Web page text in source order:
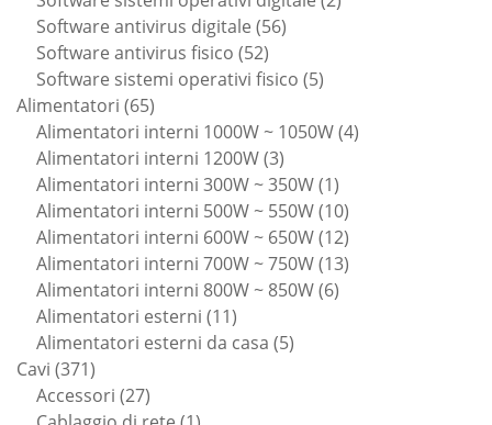
Software antivirus digitale 5656
Software antivirus fisico 5252
prodotti
Software sistemi operativi fisico 55
Alimentatori 6565
prodotti
Alimentatori interni 1000W ~ 1050W 44
Alimentatori interni 1200W 33
prodotti
Alimentatori interni 300W ~ 350W 11
prodotto
Alimentatori interni 500W ~ 550W 1010
prodotti
Alimentatori interni 600W ~ 650W 1212
prodotti
Alimentatori interni 700W ~ 750W 1313
Alimentatori interni 800W ~ 850W 66
Alimentatori esterni 1111
prodotti
Alimentatori esterni da casa 55
Cavi 371371
prodotti
Accessori 2727